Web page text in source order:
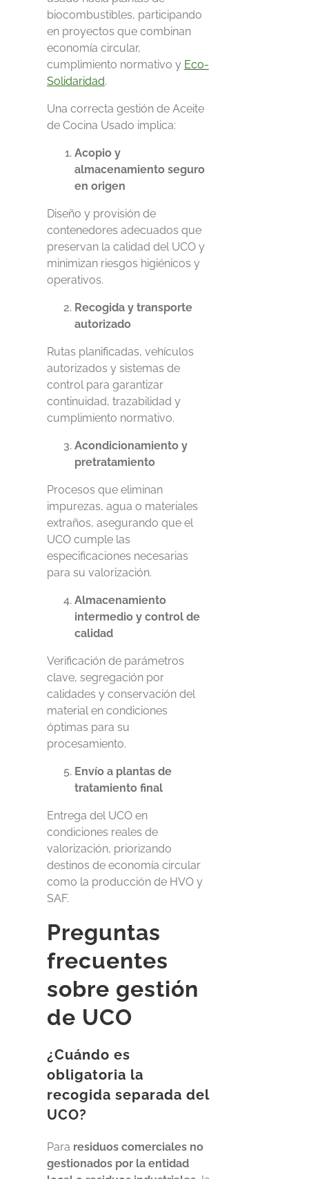
biocombustibles, participando
en proyectos que combinan
economía circular,
cumplimiento normativo y Eco-
Solidaridad.
Una correcta gestión de Aceite
de Cocina Usado implica:
Acopio y
almacenamiento seguro
en origen
Diseño y provisión de
contenedores adecuados que
preservan la calidad del UCO y
minimizan riesgos higiénicos y
operativos.
Recogida y transporte
autorizado
Rutas planificadas, vehículos
autorizados y sistemas de
control para garantizar
continuidad, trazabilidad y
cumplimiento normativo.
Acondicionamiento y
pretratamiento
Procesos que eliminan
impurezas, agua o materiales
extraños, asegurando que el
UCO cumple las
especificaciones necesarias
para su valorización.
Almacenamiento
intermedio y control de
calidad
Verificación de parámetros
clave, segregación por
calidades y conservación del
material en condiciones
óptimas para su
procesamiento.
Envío a plantas de
tratamiento final
Entrega del UCO en
condiciones reales de
valorización, priorizando
destinos de economía circular
como la producción de HVO y
SAF.
Preguntas
frecuentes
sobre gestión
de UCO
¿Cuándo es
obligatoria la
recogida separada del
UCO?
Para residuos comerciales no
gestionados por la entidad